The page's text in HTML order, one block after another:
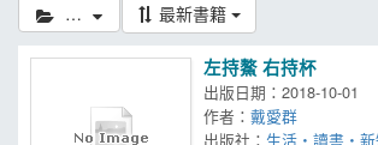
海鮮 最新書籍
左持鰲 右持杯
出版日期：2018-10-01
作者：戴愛群
出版社：生活‧讀書‧新
書店暢銷榜